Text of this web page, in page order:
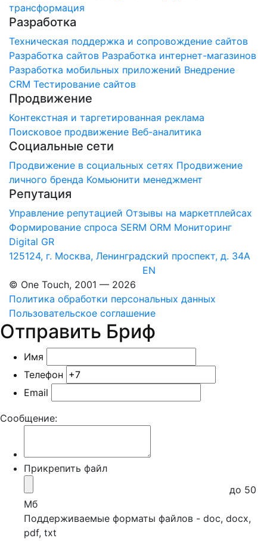
трансформация
Разработка
Техническая поддержка и сопровождение сайтов
Разработка сайтов Разработка интернет-магазинов
Разработка мобильных приложений Внедрение
CRM Тестирование сайтов
Продвижение
Контекстная и таргетированная реклама
Поисковое продвижение Веб-аналитика
Социальные сети
Продвижение в социальных сетях Продвижение
личного бренда Комьюнити менеджмент
Репутация
Управление репутацией Отзывы на маркетплейсах
Формирование спроса SERM ORM Мониторинг
Digital GR
125124, г. Москва, Ленинградский проспект, д. 34А
EN
© One Touch, 2001 — 2026
Политика обработки персональных данных
Пользовательское соглашение
Отправить Бриф
Имя
Телефон
Email
Сообщение:
Прикрепить файл
до 50
Мб
Поддерживаемые форматы файлов - doc, docx,
pdf, txt